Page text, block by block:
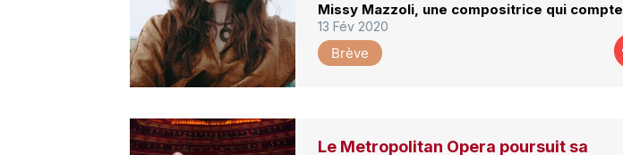
Missy Mazzoli, une compositrice qui compte
13 Fév 2020
Brève
Le Metropolitan Opera poursuit sa